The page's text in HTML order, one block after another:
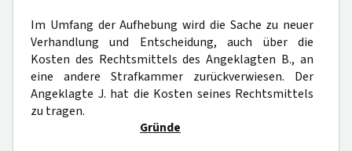
Im Umfang der Aufhebung wird die Sache zu neuer
Verhandlung und Entscheidung, auch über die
Kosten des Rechtsmittels des Angeklagten B., an
eine andere Strafkammer zurückverwiesen. Der
Angeklagte J. hat die Kosten seines Rechtsmittels
zu tragen.
Gründe